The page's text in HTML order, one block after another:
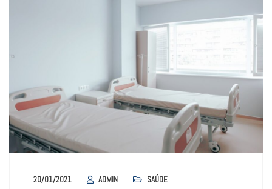
20/01/2021 ADMIN SAÚDE